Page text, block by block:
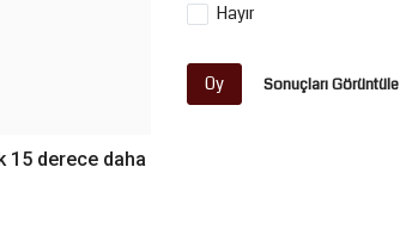
15 derece daha
Hayır
Oy Sonuçları Görüntüle